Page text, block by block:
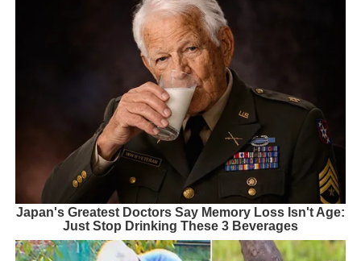
Japan's Greatest Doctors Say Memory Loss Isn't Age:
Just Stop Drinking These 3 Beverages